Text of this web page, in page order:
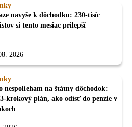
navyše k dôchodku: 230-tisíc
si tento mesiac prilepší
2026
nespolieham na štátny dôchodok:
krokový plán, ako odísť do penzie v